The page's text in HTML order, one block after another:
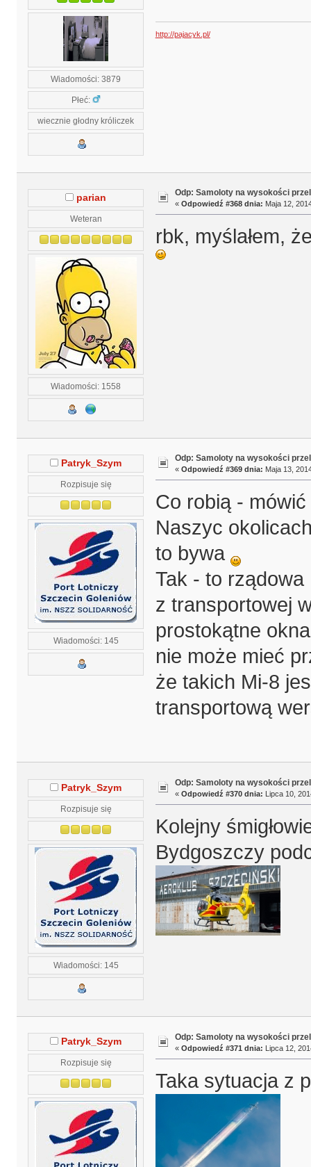
Wiadomości: 3879
Płeć:
wiecznie głodny króliczek
http://pajacyk.pl/
parian
Weteran
Wiadomości: 1558
Odp: Samoloty na wysokości
« Odpowiedź #368 dnia: Maja 12,
rbk, myślałem,
Patryk_Szym
Rozpisuje się
Wiadomości: 145
Odp: Samoloty na wysokości
« Odpowiedź #369 dnia: Maja 13,
Co robią -
Naszyc
to bywa
Tak - to
z transportowej
prostokątne
nie może mieć
że takich Mi-8
transportową
Patryk_Szym
Rozpisuje się
Wiadomości: 145
Odp: Samoloty na wysokości
« Odpowiedź #370 dnia: Lipca 10,
Kolejny
Bydgoszczy
Patryk_Szym
Rozpisuje się
Odp: Samoloty na wysokości
« Odpowiedź #371 dnia: Lipca 12,
Taka sytuacja z